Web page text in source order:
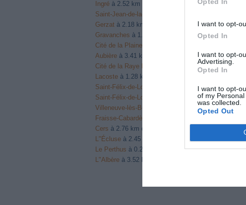
I want to opt-
Opted In
I want to opt-
Advertising.
Opted In
I want to opt-
of my
was collected.
Opted Out
Ingré à 2.52 km du point 30
Saint-Jean-de-la-Ruelle
Gerzat à 2.18 km du point 31
Gravanches à 1.80 km du point 31
Cité de la Plaine
Aubière à 3.41 km du point 32
Cité de la Raye Dieu
à 2.11 km du point 32
Lacoste à 1.28 km du point 33
Saint-Félix-de-Lodès
à 1.09 km du point 33
Saint-Félix-de-Lodez
à 1.09 km du point 33
Villeneuve-lès-Béziers
à 3.46 km du point 34
Fraisse-Cabardès
Cers à 2.76 km du point 34
L"Écluse à 2.45 km du point 35
Le Perthus à 0.27 km du point 35
L"Albère à 3.52 km du point 35